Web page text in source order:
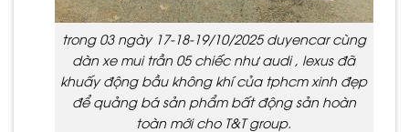
trong 03 ngày 17-18-19/10/2025 duyencar cùng
dàn xe mui trần 05 chiếc như audi , lexus đã
khuấy động bầu không khí của tphcm xinh đẹp
để quảng bá sản phẩm bất động sản hoàn
toàn mới cho T&T group.